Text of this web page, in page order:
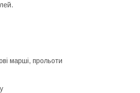
марші, прольоти